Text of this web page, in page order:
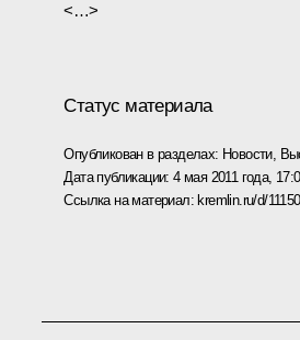
<…>
Статус материала
Опубликован в разделах: Новости,
Дата публикации:4 мая 2011 года,
Ссылка на материал: kremlin.ru/d/11150